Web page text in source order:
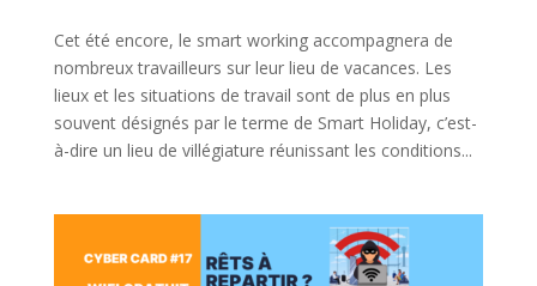
Cet été encore, le smart working accompagnera de
nombreux travailleurs sur leur lieu de vacances. Les
lieux et les situations de travail sont de plus en plus
souvent désignés par le terme de Smart Holiday, c’est-
à-dire un lieu de villégiature réunissant les conditions...